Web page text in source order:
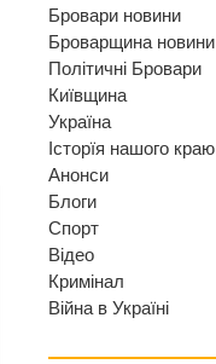
Бровари новини
Броварщина новини
Політичні Бровари
Київщина
Україна
Історїя нашого краю
Анонси
Блоги
Спорт
Відео
Кримінал
Війна в Україні